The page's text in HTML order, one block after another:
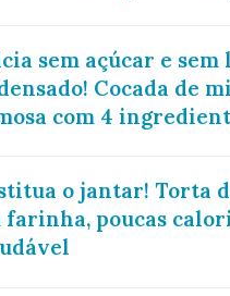
sem açúcar e sem
Cocada de
com 4
o jantar! Torta
farinha, poucas